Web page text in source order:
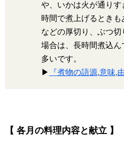
や、いかは火が通り
時間で煮上げるとき
などの厚切り、ぶつ
場合は、長時間煮込
多いです。
▶
『煮物の語源,意味,
【 各月の料理内容と献立 】